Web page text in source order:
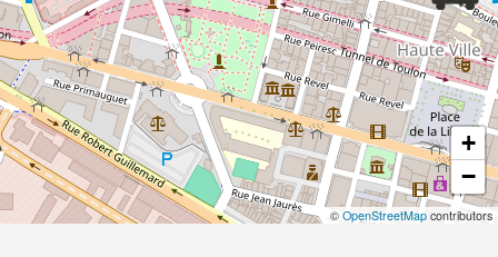
+
−
© OpenStreetMap contributors